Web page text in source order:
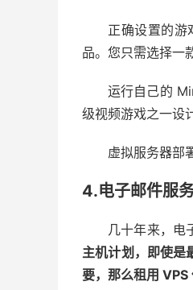
正确设置的游
品。您只需选择一
运行自己的
级视频游戏之一设
虚拟服务器部
4.电子邮件服
几十年来，电
主机计划，即使是
要，那么租用 VPS